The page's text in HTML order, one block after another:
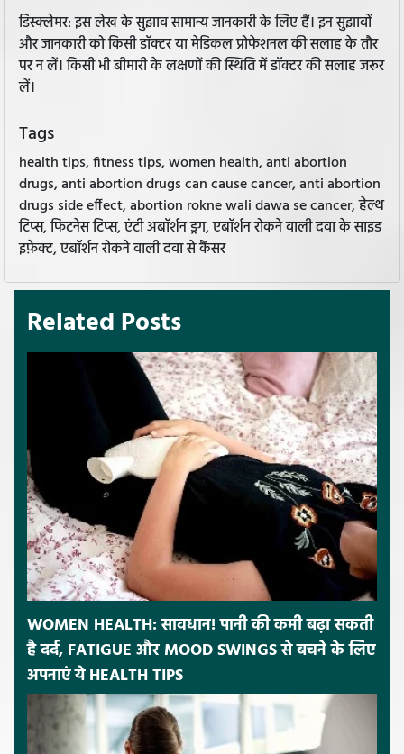
डिस्क्लेमर: इस लेख के सुझाव सामान्य जानकारी के लिए हैं। इन सुझावों
और जानकारी को किसी डॉक्टर या मेडिकल प्रोफेशनल की सलाह के तौर
पर न लें। किसी भी बीमारी के लक्षणों की स्थिति में डॉक्टर की सलाह जरूर
लें।
Tags
health tips, fitness tips, women health, anti abortion
drugs, anti abortion drugs can cause cancer, anti abortion
drugs side effect, abortion rokne wali dawa se cancer, हेल्थ
टिप्स, फिटनेस टिप्स, एंटी अबॉर्शन ड्रग, एबॉर्शन रोकने वाली दवा के साइड
इफ़ेक्ट, एबॉर्शन रोकने वाली दवा से कैंसर
Related Posts
WOMEN HEALTH: सावधान! पानी की कमी बढ़ा सकती
है दर्द, FATIGUE और MOOD SWINGS से बचने के लिए
अपनाएं ये HEALTH TIPS